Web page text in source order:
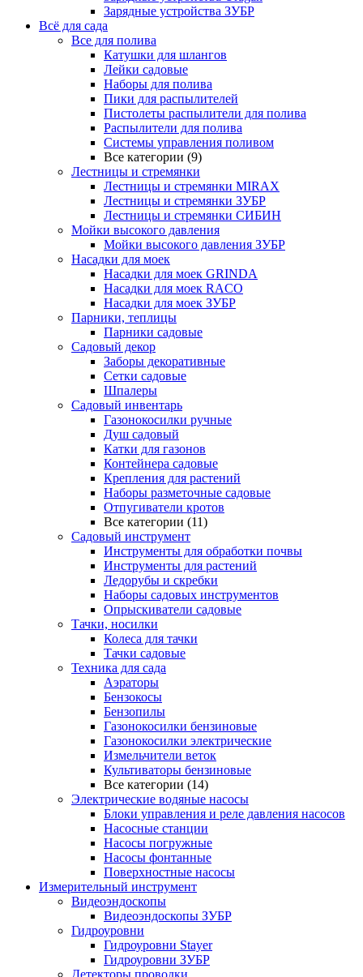
Зарядные устройства ЗУБР
Всё для сада
Все для полива
Катушки для шлангов
Лейки садовые
Наборы для полива
Пики для распылителей
Пистолеты распылители для полива
Распылители для полива
Системы управления поливом
Все категории (9)
Лестницы и стремянки
Лестницы и стремянки MIRAX
Лестницы и стремянки ЗУБР
Лестницы и стремянки СИБИН
Мойки высокого давления
Мойки высокого давления ЗУБР
Насадки для моек
Насадки для моек GRINDA
Насадки для моек RACO
Насадки для моек ЗУБР
Парники, теплицы
Парники садовые
Садовый декор
Заборы декоративные
Сетки садовые
Шпалеры
Садовый инвентарь
Газонокосилки ручные
Душ садовый
Катки для газонов
Контейнера садовые
Крепления для растений
Наборы разметочные садовые
Отпугиватели кротов
Все категории (11)
Садовый инструмент
Инструменты для обработки почвы
Инструменты для растений
Ледорубы и скребки
Наборы садовых инструментов
Опрыскиватели садовые
Тачки, носилки
Колеса для тачки
Тачки садовые
Техника для сада
Аэраторы
Бензокосы
Бензопилы
Газонокосилки бензиновые
Газонокосилки электрические
Измельчители веток
Культиваторы бензиновые
Все категории (14)
Электрические водяные насосы
Блоки управления и реле давления насосов
Насосные станции
Насосы погружные
Насосы фонтанные
Поверхностные насосы
Измерительный инструмент
Видеоэндоскопы
Видеоэндоскопы ЗУБР
Гидроуровни
Гидроуровни Stayer
Гидроуровни ЗУБР
Детекторы проводки